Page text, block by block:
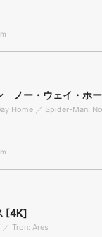
ノー・ウェイ・ホ
Home ／ Spider-Man:
[4K]
Tron: Ares